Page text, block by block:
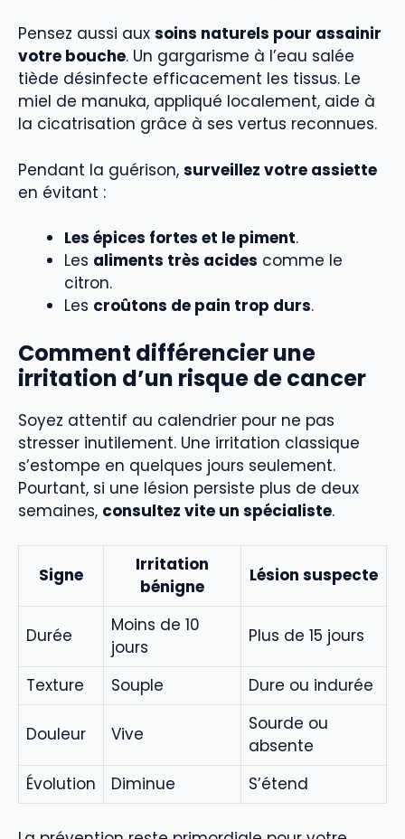
Pensez aussi aux soins naturels pour assainir
votre bouche. Un gargarisme à l’eau salée
tiède désinfecte efficacement les tissus. Le
miel de manuka, appliqué localement, aide à
la cicatrisation grâce à ses vertus reconnues.
Pendant la guérison, surveillez votre assiette
en évitant :
Les épices fortes et le piment.
Les aliments très acides comme le
citron.
Les croûtons de pain trop durs.
Comment différencier une
irritation d’un risque de cancer
Soyez attentif au calendrier pour ne pas
stresser inutilement. Une irritation classique
s’estompe en quelques jours seulement.
Pourtant, si une lésion persiste plus de deux
semaines, consultez vite un spécialiste.
Signe
Irritation
bénigne
Lésion suspecte
Durée
Moins de 10
jours
Plus de 15 jours
Texture Souple Dure ou indurée
Douleur Vive
Sourde ou
absente
Évolution
Diminue S’étend